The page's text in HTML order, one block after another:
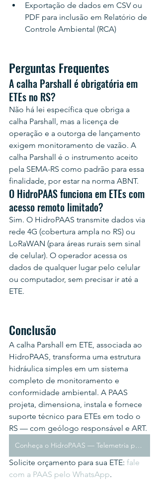
Exportação de dados em CSV ou
PDF para inclusão em Relatório de
Controle Ambiental (RCA)
Perguntas Frequentes
A calha Parshall é obrigatória em
ETEs no RS?
Não há lei específica que obriga a
calha Parshall, mas a licença de
operação e a outorga de lançamento
exigem monitoramento de vazão. A
calha Parshall é o instrumento aceito
pela SEMA-RS como padrão para essa
finalidade, por estar na norma ABNT.
O HidroPAAS funciona em ETEs com
acesso remoto limitado?
Sim. O HidroPAAS transmite dados via
rede 4G (cobertura ampla no RS) ou
LoRaWAN (para áreas rurais sem sinal
de celular). O operador acessa os
dados de qualquer lugar pelo celular
ou computador, sem precisar ir até a
ETE.
Conclusão
A calha Parshall em ETE, associada ao
HidroPAAS, transforma uma estrutura
hidráulica simples em um sistema
completo de monitoramento e
conformidade ambiental. A PAAS
projeta, dimensiona, instala e fornece
suporte técnico para ETEs em todo o
RS — com geólogo responsável e ART.
Conheça o HidroPAAS — Telemetria para ETE e Compliance Ambiental
Solicite orçamento para sua ETE: fale
com a PAAS pelo WhatsApp.